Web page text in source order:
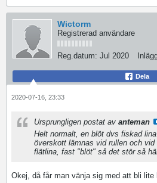
Wictorm
Registrerad användare
Reg.datum: Jul 2020
Dela
2020-07-16, 23:33
Ursprungligen postat av anteman
Helt normalt, en blöt dvs fiskad
överskott lämnas vid rullen och
flätlina, fast "blöt" så det stör så
Okej, då får man vänja sig med att bli lite